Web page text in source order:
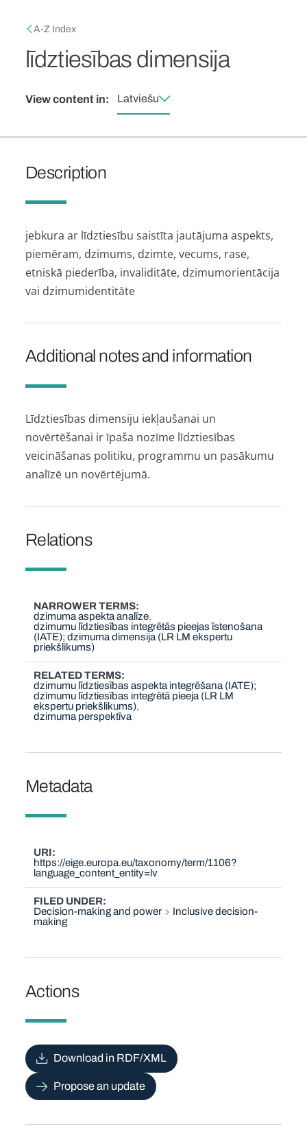
Breadcrumb
A-Z Index
līdztiesības dimensija
View content in: Latviešu
Description
jebkura ar līdztiesību saistīta jautājuma aspekts,
piemēram, dzimums, dzimte, vecums, rase,
etniskā piederība, invaliditāte, dzimumorientācija
vai dzimumidentitāte
Additional notes and information
Līdztiesības dimensiju iekļaušanai un
novērtēšanai ir īpaša nozīme līdztiesības
veicināšanas politiku, programmu un pasākumu
analīzē un novērtējumā.
Relations
NARROWER TERMS
dzimuma aspekta analīze
dzimumu līdztiesības integrētās pieejas īstenošana
(IATE); dzimuma dimensija (LR LM ekspertu
priekšlikums)
RELATED TERMS
dzimumu līdztiesības aspekta integrēšana (IATE);
dzimumu līdztiesības integrētā pieeja (LR LM
ekspertu priekšlikums)
dzimuma perspektīva
Metadata
URI
https://eige.europa.eu/taxonomy/term/1106?
language_content_entity=lv
FILED UNDER
Decision-making and power
Inclusive decision-
making
Actions
Download in RDF/XML
Propose an update